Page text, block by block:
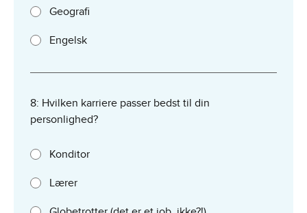
Geografi
Engelsk
8: Hvilken karriere passer bedst til din
personlighed?
Konditor
Lærer